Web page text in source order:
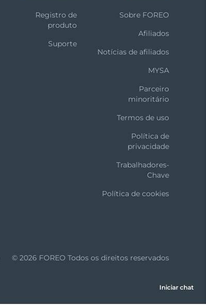
Registro de
produto
Suporte
Sobre FOREO
Afiliados
Notícias de afiliados
MYSA
Parceiro
minoritário
Termos de uso
Política de
privacidade
Trabalhadores-
Chave
Política de cookies
© 2026 FOREO Todos os direitos reservados
Iniciar chat